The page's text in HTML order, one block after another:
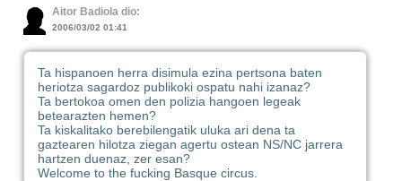
Aitor Badiola dio:
2006/03/02 01:41
Ta hispanoen herra disimula ezina pertsona baten
heriotza sagardoz publikoki ospatu nahi izanaz?
Ta bertokoa omen den polizia hangoen legeak
betearazten hemen?
Ta kiskalitako berebilengatik uluka ari dena ta
gaztearen hilotza ziegan agertu ostean NS/NC jarrera
hartzen duenaz, zer esan?
Welcome to the fucking Basque circus.